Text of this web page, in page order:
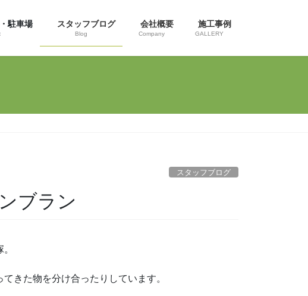
駐車場 スタッフブログ
Blog
会社概要
Company
施工事例
GALLERY
スタッフブログ
ブラン
きた物を分け合ったりしています。